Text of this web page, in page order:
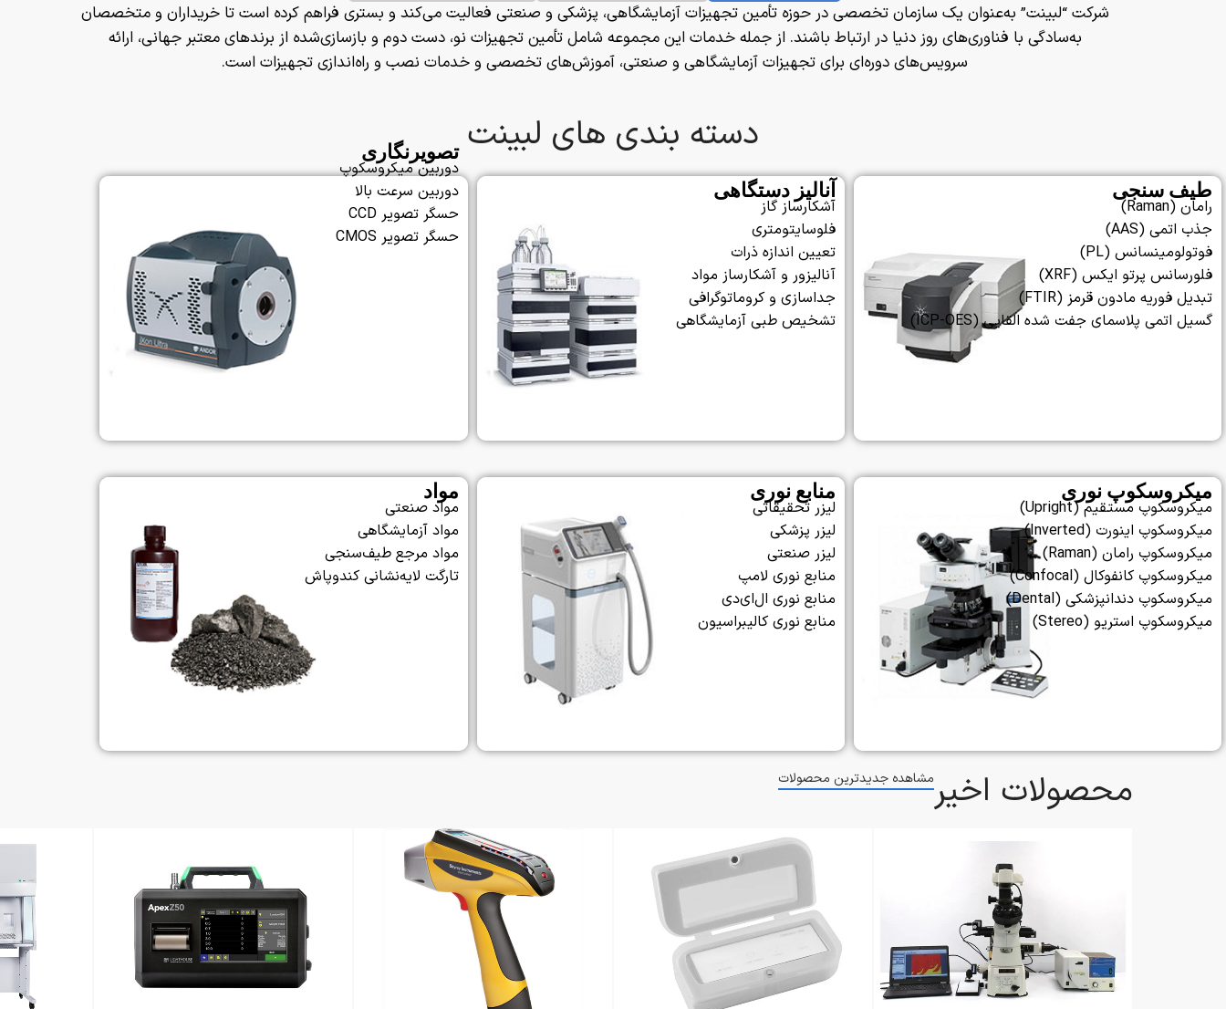
شرکت “لبینت” به‌عنوان یک سازمان تخصصی در حوزه تأمین تجهیزات آزمایشگاهی، پزشکی و صنعتی فعالیت می‌کند و بستری فراهم کرده است تا خریداران و متخصصان
به‌سادگی با فناوری‌های روز دنیا در ارتباط باشند. از جمله خدمات این مجموعه شامل تأمین تجهیزات نو، دست دوم و بازسازی‌شده از برندهای معتبر جهانی، ارائه
سرویس‌های دوره‌ای برای تجهیزات آزمایشگاهی و صنعتی، آموزش‌های تخصصی و خدمات نصب و راه‌اندازی تجهیزات است.
دسته بندی های لبینت
طیف سنجی
رامان (Raman)
جذب اتمی (AAS)
فوتولومینسانس (PL)
فلورسانس پرتو ایکس (XRF)
تبدیل فوریه مادون قرمز (FTIR)
گسیل اتمی پلاسمای جفت شده القایی (ICP-OES)
آنالیز دستگاهی
آشکارساز گاز
فلوسایتومتری
تعیین اندازه ذرات
آنالیزور و آشکارساز مواد
جداسازی و کروماتوگرافی
تشخیص طبی آزمایشگاهی
تصویرنگاری
دوربین میکروسکوپ
دوربین سرعت بالا
حسگر تصویر CCD
حسگر تصویر CMOS
میکروسکوپ نوری
میکروسکوپ مستقیم (Upright)
میکروسکوپ اینورت (Inverted)
میکروسکوپ رامان (Raman)
میکروسکوپ کانفوکال (Confocal)
میکروسکوپ دندانپزشکی (Dental)
میکروسکوپ استریو (Stereo)
منابع نوری
لیزر تحقیقاتی
لیزر پزشکی
لیزر صنعتی
منابع نوری لامپ
منابع نوری ال‌ای‌دی
منابع نوری کالیبراسیون
مواد
مواد صنعتی
مواد آزمایشگاهی
مواد مرجع طیف‌سنجی
تارگت لایه‌نشانی کندوپاش
محصولات اخیرمشاهده جدیدترین محصولات